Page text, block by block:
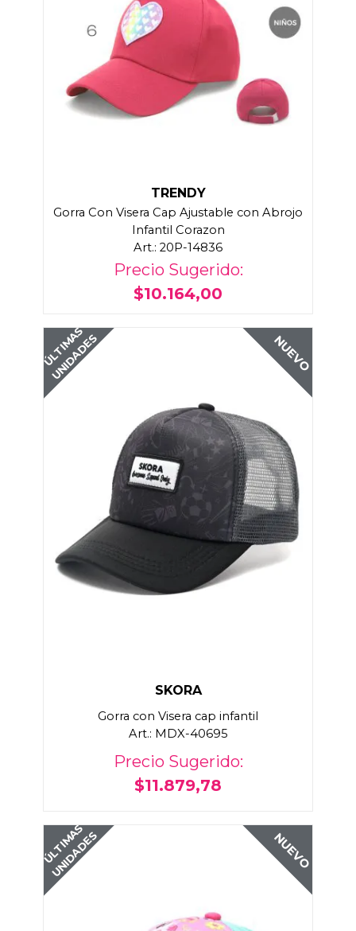
TRENDY
Gorra Con Visera Cap Ajustable con Abrojo
Infantil Corazon
Art.: 20P-14836
Precio Sugerido:
$10.164,00
ÚLTIMAS
UNIDADES NUEVO
SKORA
Gorra con Visera cap infantil
Art.: MDX-40695
Precio Sugerido:
$11.879,78
ÚLTIMAS
UNIDADES NUEVO